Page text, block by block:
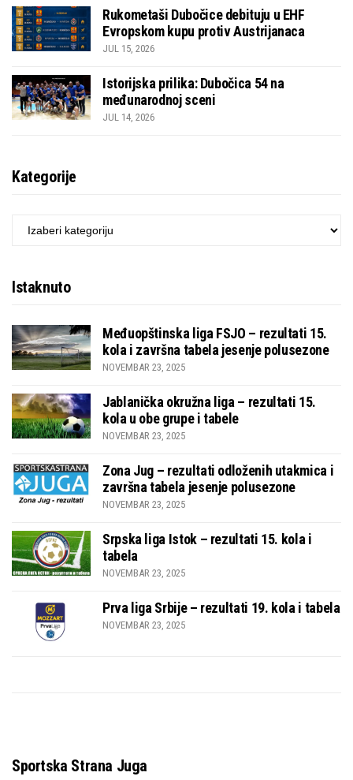
Rukometaši Dubočice debituju u EHF
Evropskom kupu protiv Austrijanaca
JUL 15, 2026
Istorijska prilika: Dubočica 54 na
međunarodnoj sceni
JUL 14, 2026
Kategorije
KATEGORIJE
Istaknuto
Međuopštinska liga FSJO – rezultati 15.
kola i završna tabela jesenje polusezone
NOVEMBAR 23, 2025
Jablanička okružna liga – rezultati 15.
kola u obe grupe i tabele
NOVEMBAR 23, 2025
Zona Jug – rezultati odloženih utakmica i
završna tabela jesenje polusezone
NOVEMBAR 23, 2025
Srpska liga Istok – rezultati 15. kola i
tabela
NOVEMBAR 23, 2025
Prva liga Srbije – rezultati 19. kola i tabela
NOVEMBAR 23, 2025
Sportska Strana Juga